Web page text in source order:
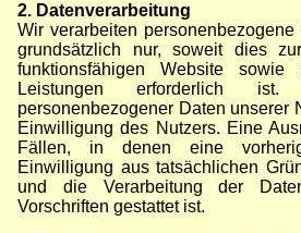
2. Datenverarbeitung
Wir verarbeiten
grundsätzlich nur, soweit dies
funktionsfähigen Website sowie
Leistungen erforderlich ist.
personenbezogener Daten unserer
Einwilligung des Nutzers. Eine
Fällen, in denen eine
Einwilligung aus tatsächlichen
und die Verarbeitung der
Vorschriften gestattet ist.